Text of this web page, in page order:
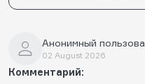
Анонимный
02 August 2026
Комментарий: